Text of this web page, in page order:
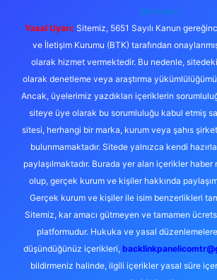
@karabul
Yasal Uyarı: Sitemiz, 5651 Sayılı Kanun
ve İletişim Kurumu (BTK) tarafından
olarak hizmet vermektedir. Bu nedenle,
olarak denetleme veya araştırma
Ancak, üyelerimiz yazdıkları içeriklerin
siteye üye olarak bu sorumluluğu kabul etmiş
sitesi, herhangi bir marka, kurum veya şahıs
bulunmamaktadır. Sitede yalnızca kendi
paylaşılmaktadır. Burada yer alan içerikler haber
olup, gerçek kurum ve kişiler hakkında
Gerçek kurum ve kişiler ile isim benzerlikleri
Sitemiz, kar amacı gütmeyen ve tamamen
platformudur. Hukuka ve yasal düzenlemelere
düşündüğünüz içerikleri,
bildirmeniz halinde, ilgili içerikler yasal süre